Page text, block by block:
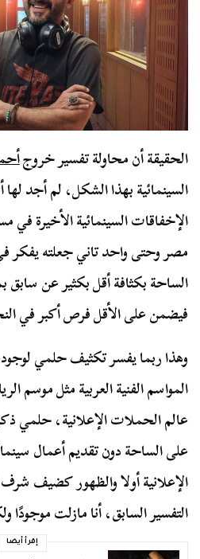
الحقيقة أن محاولة تفسير خروج
السينمائية بهذا الشكل، لم أجد
الإخفاقات السينمائية الأخيرة في
مصر وحتى واحد تاني جعلته يفكر
الساحة بكثافة أقل بكثير عن
فيضمن على الأقل فرص أكبر في
وهذا ربما يفسر تكثيف حلمي
المواسم الفنية العربية مثل موسم
عالم الحملات الإعلانية، حلمي
على الساحة دون تقديم أعمال
الإعلانية أولا والظهور كضيف شرف
التفسير السابق، أنا مازلت
إقرأ أيضا